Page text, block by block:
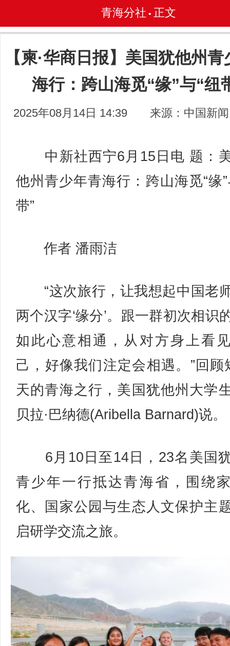
青海分社 • 正文
【柬·华商日报】美国犹他州
海行：跨山海觅“缘”与“纽
2025年08月14日 14:39 来源：中国新
中新社西宁6月15日电 题：
他州青少年青海行：跨山海觅“缘”
带”
作者 潘雨洁
“这次旅行，让我想起中国老
两个汉字‘缘分’。跟一群初次相识
如此心意相通，从对方身上看
己，好像我们注定会相遇。”回顾
天的青海之行，美国犹他州大学
贝拉·巴纳德(Aribella Barnard)说。
6月10日至14日，23名美国
青少年一行抵达青海省，围绕
化、国家公园与生态人文保护主
启研学交流之旅。